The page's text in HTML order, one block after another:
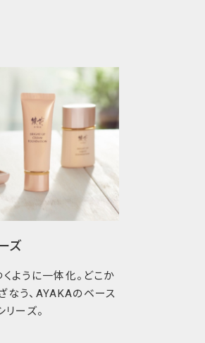
独自の皮膚科学研究
が、角層内部をうる
でなく、この先の変化
。
）、マンダリンオレンジ果
ズ
ように一体化。どこか
なう、AYAKAのベース
リーズ。